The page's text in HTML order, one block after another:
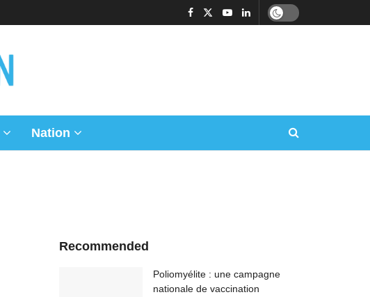
Nation
Recommended
Poliomyélite : une campagne
nationale de vaccination